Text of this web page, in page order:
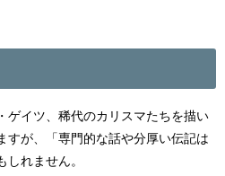
ゲイツ、稀代のカリスマたちを描い
すが、「専門的な話や分厚い伝記は
しれません。